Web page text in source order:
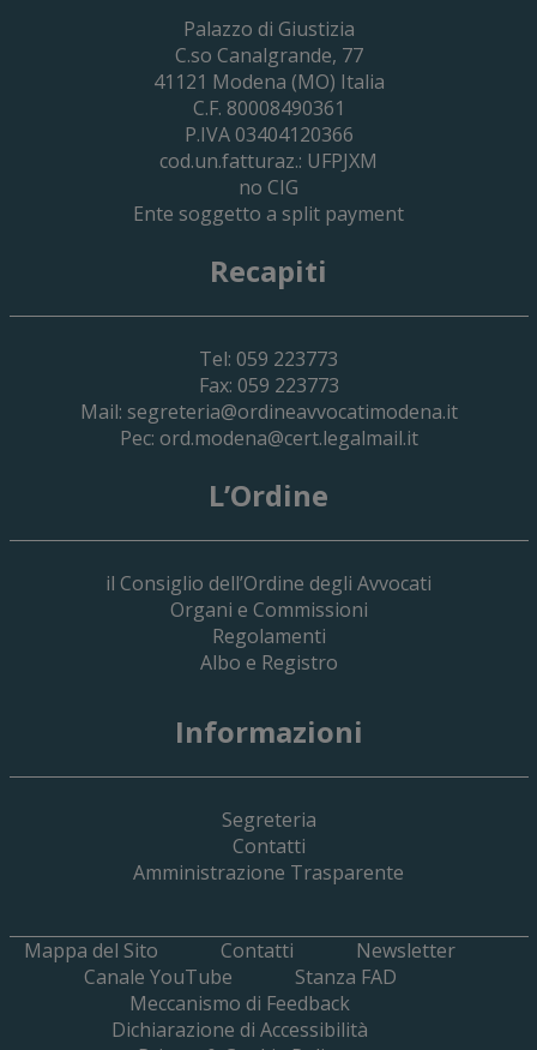
29 Giugno 2026
Cassa Forense – Elezioni Dei Delegati
2030
19 Giugno 2026
Palazzo di Giustizia
C.so Canalgrande, 77
41121 Modena (MO) Italia
C.F. 80008490361
P.IVA 03404120366
cod.un.fatturaz.: UFPJXM
no CIG
Ente soggetto a split payment
Recapiti
Tel: 059 223773
Fax: 059 223773
Mail: segreteria@ordineavvocatimodena.it
Pec: ord.modena@cert.legalmail.it
L’Ordine
il Consiglio dell’Ordine degli Avvocati
Organi e Commissioni
Regolamenti
Albo e Registro
Informazioni
Segreteria
Contatti
Amministrazione Trasparente
Mappa del Sito Contatti
Newsletter
Canale YouTube
Stanza FAD
Meccanismo di Feedback
Dichiarazione di Accessibilità